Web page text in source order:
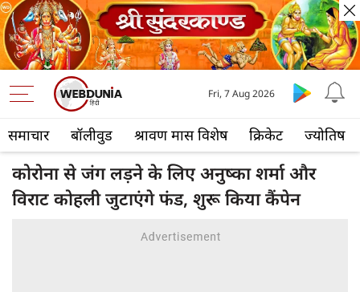
समाचार बॉलीवुड श्रावण मास विशेष क्रिकेट ज्योतिष
Fri, 7 Aug 2026
कोरोना से जंग लड़ने के लिए अनुष्का शर्मा और
विराट कोहली जुटाएंगे फंड, शुरू किया कैंपेन